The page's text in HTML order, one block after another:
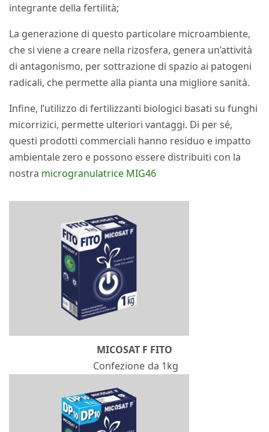
integrante della fertilità;
La generazione di questo particolare microambiente,
che si viene a creare nella rizosfera, genera un’attività
di antagonismo, per sottrazione di spazio ai patogeni
radicali, che permette alla pianta una migliore sanità.
Infine, l’utilizzo di fertilizzanti biologici basati su funghi
micorrizici, permette ulteriori vantaggi. Di per sé,
questi prodotti commerciali hanno residuo e impatto
ambientale zero e possono essere distribuiti con la
nostra microgranulatrice MIG46
MICOSAT F FITO
Confezione da 1kg